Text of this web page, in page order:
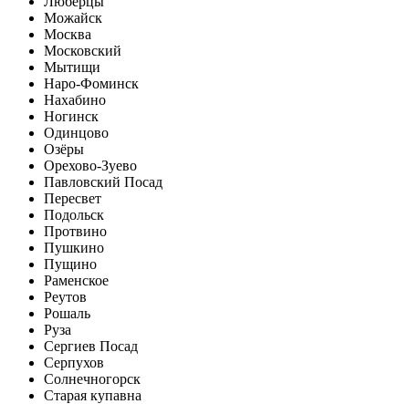
Можайск
Москва
Московский
Мытищи
Наро-Фоминск
Нахабино
Ногинск
Одинцово
Озёры
Орехово-Зуево
Павловский Посад
Пересвет
Подольск
Протвино
Пушкино
Пущино
Раменское
Реутов
Рошаль
Руза
Сергиев Посад
Серпухов
Солнечногорск
Старая купавна